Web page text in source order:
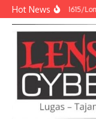
Lewati ke konten
Hot NewsDandim 1615/